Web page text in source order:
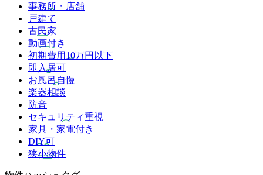
事務所・店舗
戸建て
古民家
動画付き
初期費用10万円以下
即入居可
お風呂自慢
楽器相談
防音
セキュリティ重視
家具・家電付き
DIY可
狭小物件